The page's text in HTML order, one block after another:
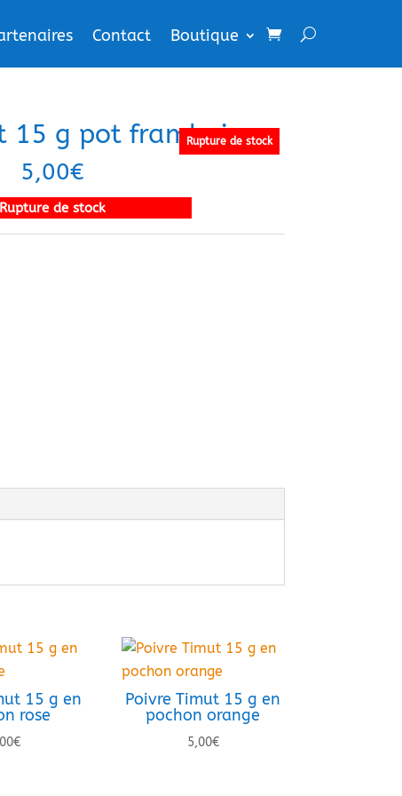
Contact Boutique
15 g pot framboise
5,00€
Rupture de stock
Rupture de stock
15 g en
rose
€
Poivre Timut 15 g en
pochon orange
5,00€